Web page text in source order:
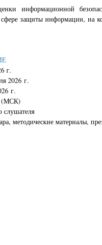
информационной
защиты информации, на
г.
2026 г.
г.
(МСК)
слушателя
методические материалы,